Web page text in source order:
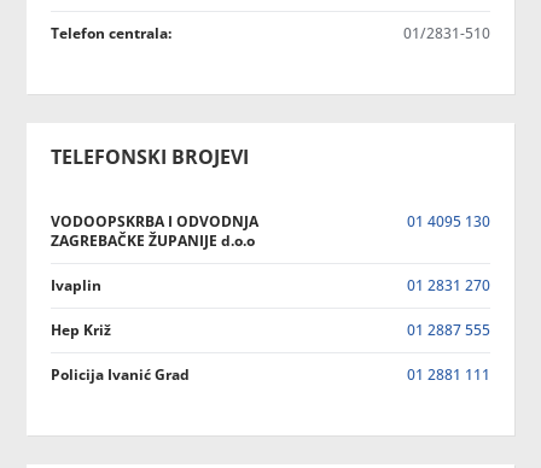
Telefon centrala: 01/2831-510
TELEFONSKI BROJEVI
VODOOPSKRBA I ODVODNJA
ZAGREBAČKE ŽUPANIJE d.o.o
01 4095 130
Ivaplin 01 2831 270
Hep Križ 01 2887 555
Policija Ivanić Grad 01 2881 111